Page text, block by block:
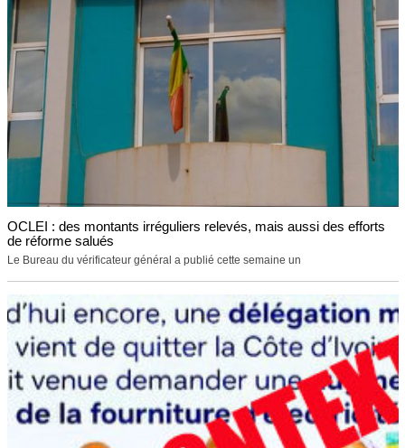
OCLEI : des montants irréguliers relevés, mais aussi des efforts
de réforme salués
Le Bureau du vérificateur général a publié cette semaine un